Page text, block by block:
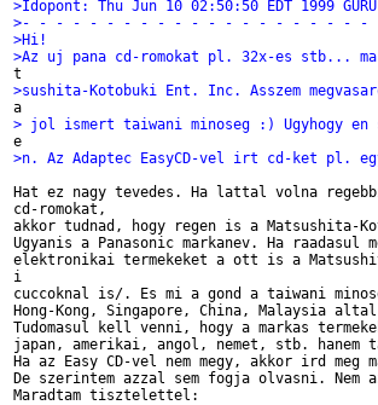
>Idopont: Thu Jun 10 02:50:50 EDT 1999
>- - - - - - - - - - - - - - - - - - - - -
>Hi!
>Az uj pana cd-romokat pl. 32x-es stb...
>sushita-Kotobuki Ent. Inc. Asszem
> jol ismert taiwani minoseg :) Ugyhogy en
>n. Az Adaptec EasyCD-vel irt cd-ket pl.
Hat ez nagy tevedes. Ha lattal volna
cd-romokat,
akkor tudnad, hogy regen is a Matsushita-
Ugyanis a Panasonic markanev. Ha raadasul
elektronikai termekeket a ott is a
i
cuccoknal is/. Es mi a gond a taiwani
Hong-Kong, Singapore, China, Malaysia
Tudomasul kell venni, hogy a markas
japan, amerikai, angol, nemet, stb. hanem
Ha az Easy CD-vel nem megy, akkor ird meg
De szerintem azzal sem fogja olvasni. Nem
Maradtam tisztelettel: